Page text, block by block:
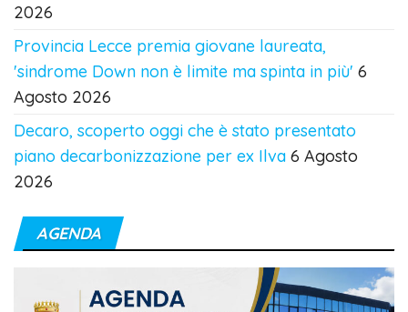
2026
Provincia Lecce premia giovane laureata,
'sindrome Down non è limite ma spinta in più' 6
Agosto 2026
Decaro, scoperto oggi che è stato presentato
piano decarbonizzazione per ex Ilva 6 Agosto
2026
AGENDA